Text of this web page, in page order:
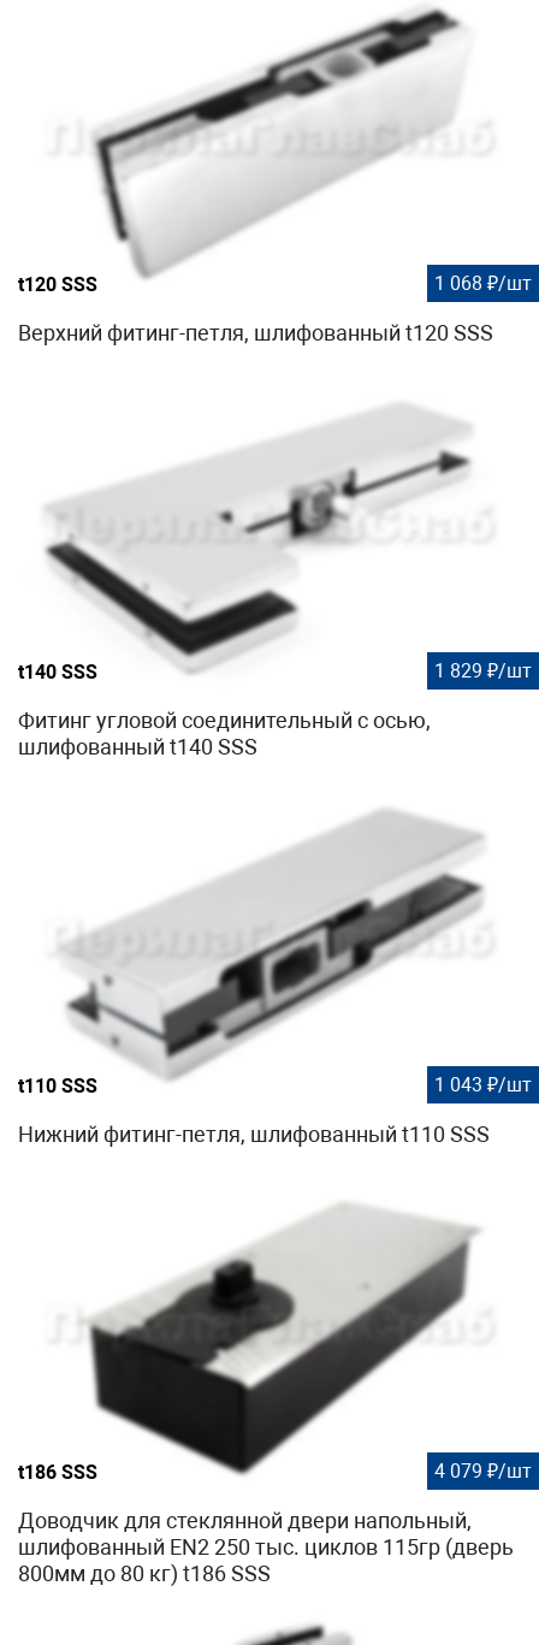
t120 SSS 1 068 ₽/шт
Верхний фитинг-петля, шлифованный t120 SSS
t140 SSS 1 829 ₽/шт
Фитинг угловой соединительный с осью,
шлифованный t140 SSS
t110 SSS 1 043 ₽/шт
Нижний фитинг-петля, шлифованный t110 SSS
t186 SSS 4 079 ₽/шт
Доводчик для стеклянной двери напольный,
шлифованный EN2 250 тыс. циклов 115гр (дверь
800мм до 80 кг) t186 SSS